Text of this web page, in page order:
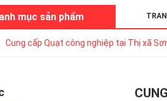
mục sản phẩm
Cung cấp Quạt công nghiệp tại Thị xã